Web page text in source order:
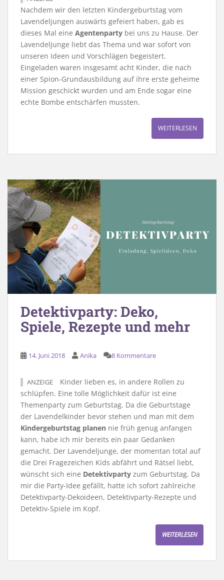
Nachdem wir den letzten Kindergeburtstag vom
Lavendeljungen auswärts gefeiert haben, gab es
dieses Mal eine Agentenparty bei uns zu Hause. Der
Lavendeljunge liebt das Thema und war sofort von
unseren Ideen und Vorschlägen begeistert.
Eingeladen waren insgesamt acht Kinder, die nach
einer Spion-Grundausbildung auf ihre erste geheime
Mission geschickt wurden und am Ende sogar eine
echte Bombe entschärfen mussten.
WEITERLESEN
Detektivparty: Deko,
Spiele, Rezepte und mehr
14. Juni 2018 Anika 8 Kommentare
ANZEIGE
Kinder lieben es, in andere Rollen zu
schlüpfen. Eine tolle Möglichkeit dafür ist eine
Themenparty zum Geburtstag. Da die Geburtstage
der Lavendelkinder bevor stehen und man mit dem
Kindergeburtstag planen nie früh genug anfangen
kann, habe ich mir bereits ein paar Gedanken
gemacht. Der Lavendeljunge, der momentan total auf
die Drei Fragezeichen Kids abfährt und Rätsel liebt,
wünscht sich eine Detektivparty zum Geburtstag. Da
mir die Party-Idee gefällt, hatte ich sofort zahlreiche
Detektivparty-Dekoideen, Detektivparty-Rezepte und
Detektiv-Spiele im Kopf.
WEITERLESEN